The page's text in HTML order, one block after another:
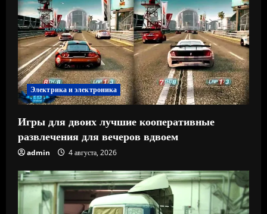
Электрика и электроника
Игры для двоих лучшие кооперативные
развлечения для вечеров вдвоем
admin 4 августа, 2026